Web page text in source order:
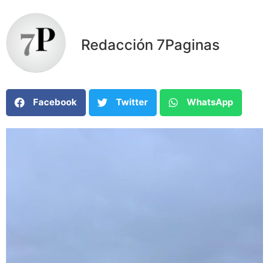
Redacción 7Paginas
Facebook Twitter WhatsApp